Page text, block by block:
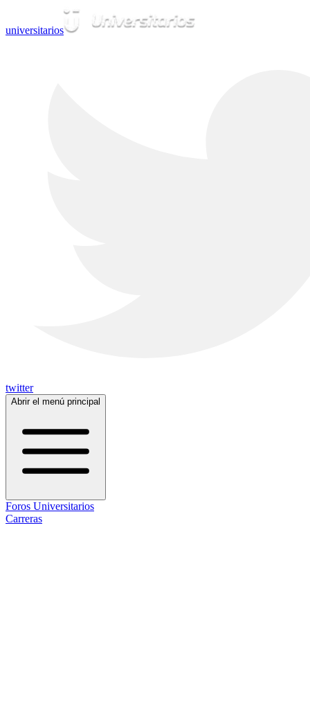
universitarios
twitter
Abrir el menú principal
Foros Universitarios
Carreras